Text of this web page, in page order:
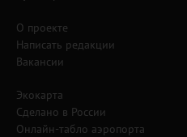
О проекте
Написать редакции
Вакансии
Экокарта
Сделано в России
Онлайн-табло аэропорта